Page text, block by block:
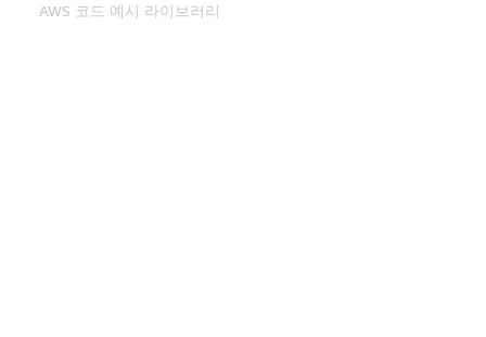
AWS 코드 예시 라이브러리